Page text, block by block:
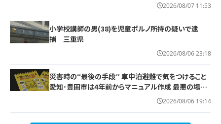
2026/08/07 11:53
小学校講師の男(38)を児童ポルノ所持の疑いで逮
捕 三重県
2026/08/06 23:18
災害時の“最後の手段” 車中泊避難で気をつけること
愛知･豊田市は4年前からマニュアル作成 最悪の場合
死に至る｢エコノミークラス症候群｣にならないために
2026/08/06 19:14